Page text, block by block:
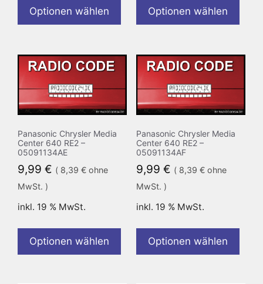
Optionen wählen Optionen wählen
Panasonic Chrysler Media
Center 640 RE2 –
05091134AE
9,99 € ( 8,39 € ohne
MwSt. )
inkl. 19 % MwSt.
Optionen wählen
Panasonic Chrysler Media
Center 640 RE2 –
05091134AF
9,99 € ( 8,39 €ohne
MwSt. )
inkl. 19 % MwSt.
Optionen wählen